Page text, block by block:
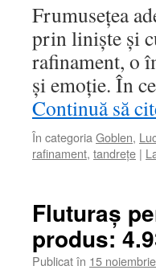
Frumusețea
prin liniște și
rafinament, o
și emoție. În
Continuă să
În categoria Goblen,
rafinament, tandrețe |
Fluturaș
produs:
Publicat în 15